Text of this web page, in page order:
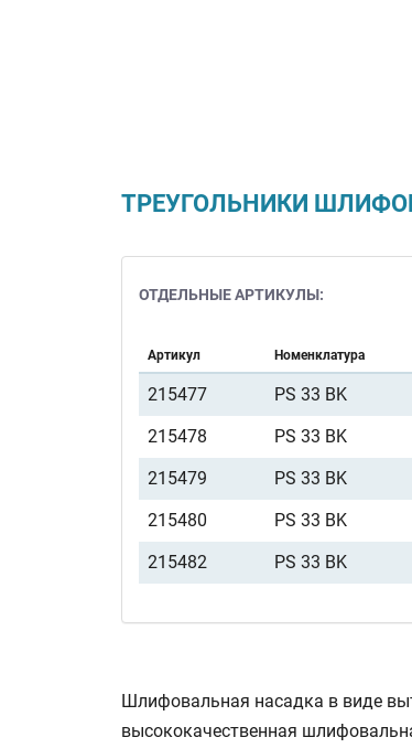
ТРЕУГОЛЬНИКИ
ОТДЕЛЬНЫЕ АРТИКУЛЫ:
Артикул Номенклатура
215477 PS 33 BK
215478
PS 33 BK
215479
PS 33 BK
215480
PS 33 BK
215482
PS 33 BK
Шлифовальная насадка в виде
высококачественная